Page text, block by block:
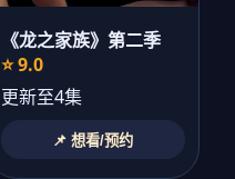
《龙之家族》第二季
⭐ 9.0
更新至4集
📌 想看/预约